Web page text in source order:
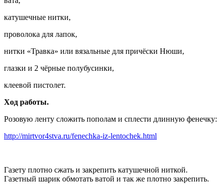
катушечные нитки,
проволока для лапок,
нитки «Травка» или вязальные для причёски Нюши,
глазки и 2 чёрные полубусинки,
клеевой пистолет.
Ход работы.
Розовую ленту сложить пополам и сплести длинную фенечку:
http://mirtvor4stva.ru/fenechka-iz-lentochek.html
Газету плотно сжать и закрепить катушечной ниткой.
Газетный шарик обмотать ватой и так же плотно закрепить.